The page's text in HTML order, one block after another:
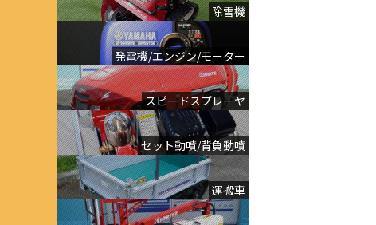
除雪機
発電機/エンジン/モーター
スピードスプレーヤ
セット動噴/背負動噴
運搬車